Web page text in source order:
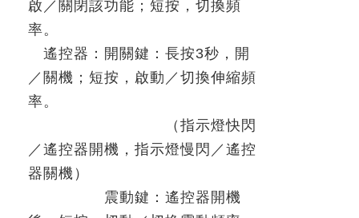
啟／關閉該功能；短按，切換頻
率。
遙控器：開關鍵：長按3秒，開
／關機；短按，啟動／切換伸縮頻
率。
（指示燈快閃
／遙控器開機，指示燈慢閃／遙控
器關機）
震動鍵：遙控器開機